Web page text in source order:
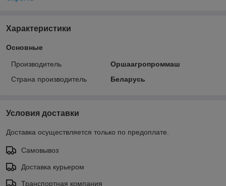
Характеристики
Основные
Производитель
Оршаагропроммаш
Страна производитель
Беларусь
Условия доставки
Доставка осуществляется только по предоплате.
Самовывоз
Доставка курьером
Транспортная компания